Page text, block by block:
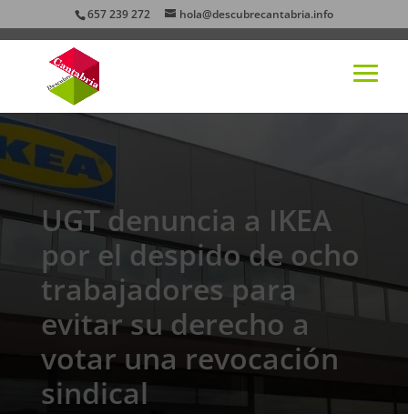
657 239 272 hola@descubrecantabria.info
UGT denuncia a IKEA
por el despido de ocho
trabajadores para
evitar su derecho a
votar una revocación
sindical